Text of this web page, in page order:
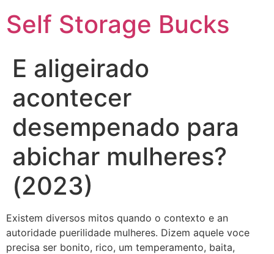
Self Storage Bucks
E aligeirado
acontecer
desempenado para
abichar mulheres?
(2023)
Existem diversos mitos quando o contexto e an
autoridade puerilidade mulheres. Dizem aquele voce
precisa ser bonito, rico, um temperamento, baita,